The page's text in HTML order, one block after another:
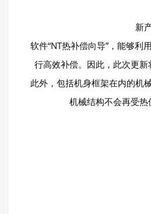
新
软件“NT热补偿向导”，能够利
行高效补偿。因此，此次更新
此外，包括机身框架在内的机
机械结构不会再受热